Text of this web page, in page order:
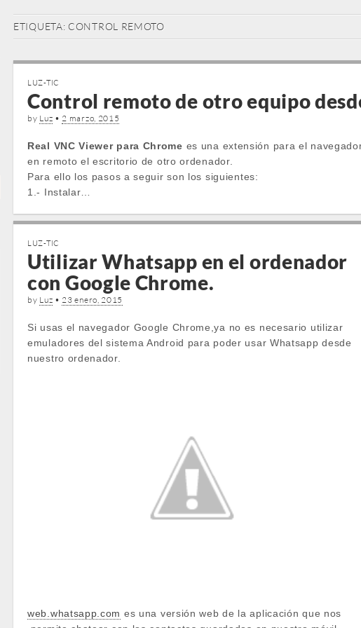
ETIQUETA: CONTROL REMOTO
LUZ-TIC
Control remoto de otro equipo
by Luz • 2 marzo, 2015
Real VNC Viewer para Chrome es una extensión para el
en remoto el escritorio de otro ordenador.
Para ello los pasos a seguir son los siguientes:
1.- Instalar…
LUZ-TIC
Utilizar Whatsapp en el ordenador
con Google Chrome.
by Luz • 23 enero, 2015
Si usas el navegador Google Chrome,ya no es necesario utilizar
emuladores del sistema Android para poder usar Whatsapp desde
nuestro ordenador.
web.whatsapp.com es una versión web de la aplicación que nos